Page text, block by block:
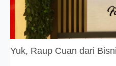
Yuk, Raup Cuan dari